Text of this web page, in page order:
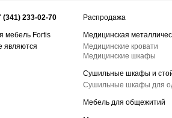
(341) 233-02-70
мебель Fortis
являются
Распродажа
Медицинская
Медицинские кровати
Медицинские шкафы
Сушильные шкафы и
Сушильные шкафы для
Мебель для общежитий